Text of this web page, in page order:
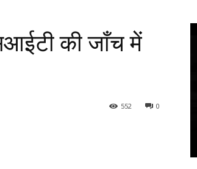
की जाँच में
0
552